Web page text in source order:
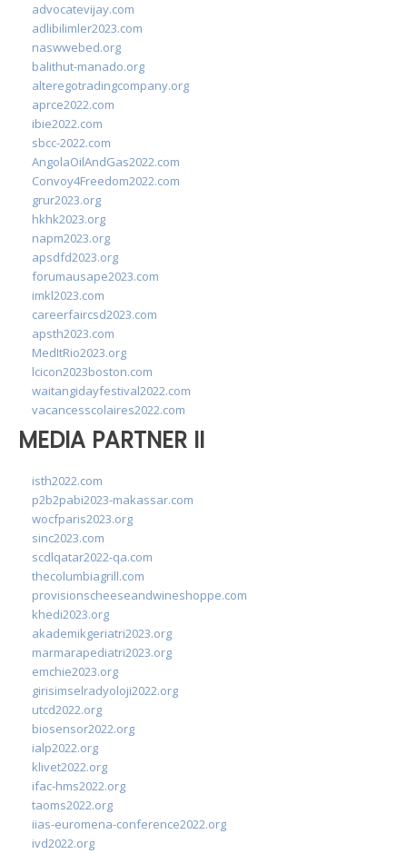
advocatevijay.com
adlibilimler2023.com
naswwebed.org
balithut-manado.org
alteregotradingcompany.org
aprce2022.com
ibie2022.com
sbcc-2022.com
AngolaOilAndGas2022.com
Convoy4Freedom2022.com
grur2023.org
hkhk2023.org
napm2023.org
apsdfd2023.org
forumausape2023.com
imkl2023.com
careerfaircsd2023.com
apsth2023.com
MedItRio2023.org
lcicon2023boston.com
waitangidayfestival2022.com
vacancesscolaires2022.com
MEDIA PARTNER II
isth2022.com
p2b2pabi2023-makassar.com
wocfparis2023.org
sinc2023.com
scdlqatar2022-qa.com
thecolumbiagrill.com
provisionscheeseandwineshoppe.com
khedi2023.org
akademikgeriatri2023.org
marmarapediatri2023.org
emchie2023.org
girisimselradyoloji2022.org
utcd2022.org
biosensor2022.org
ialp2022.org
klivet2022.org
ifac-hms2022.org
taoms2022.org
iias-euromena-conference2022.org
ivd2022.org